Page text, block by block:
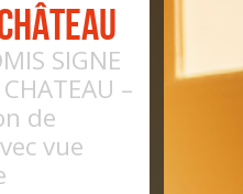
SIGNE
–
de
vue